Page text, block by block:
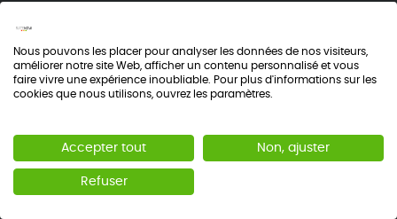
Contact
sales@ratenow.cx
info@ratenow.cx
Nous pouvons les placer pour analyser les données de nos visiteurs,
améliorer notre site Web, afficher un contenu personnalisé et vous
faire vivre une expérience inoubliable. Pour plus d'informations sur les
cookies que nous utilisons, ouvrez les paramètres.
Accepter tout Non, ajuster
Refuser